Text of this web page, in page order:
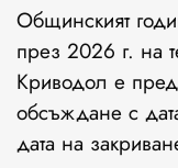
Общинският
през 2026 г. на
Криводол е
обсъждане с
дата на